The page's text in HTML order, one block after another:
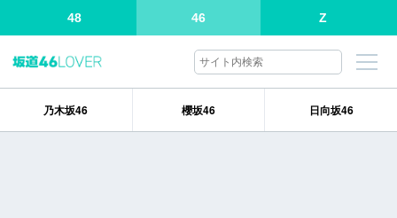
48 46 Z
乃木坂46 櫻坂46 日向坂46